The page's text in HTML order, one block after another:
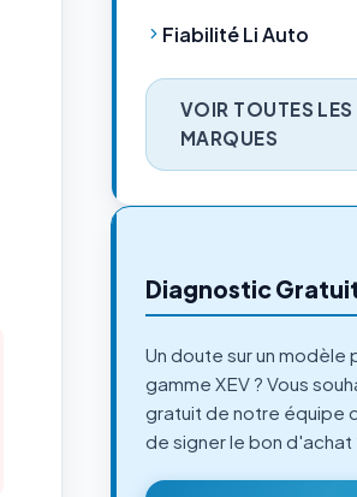
Fiabilité Li Auto
VOIR TOUTES LES
MARQUES
Diagnostic
Un doute sur un modèle
gamme XEV ? Vous
gratuit de notre équipe
de signer le bon d'achat